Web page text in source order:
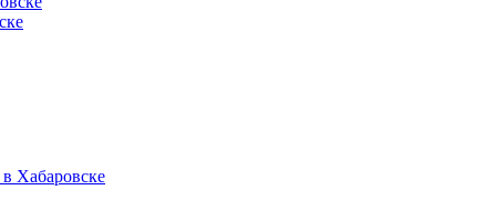
Хабаровске